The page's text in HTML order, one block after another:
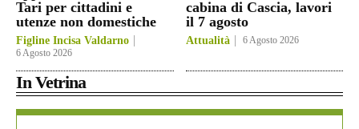
Tari per cittadini e
utenze non domestiche
Figline Incisa Valdarno
6 Agosto 2026
cabina di Cascia, lavori
il 7 agosto
Attualità 6 Agosto 2026
In Vetrina